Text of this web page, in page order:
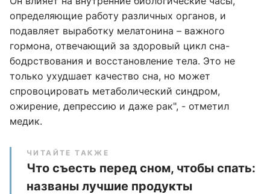
определяющие работу различных органов, и
подавляет выработку мелатонина – важного
гормона, отвечающий за здоровый цикл сна-
бодрствования и восстановление тела. Это не
только ухудшает качество сна, но может
спровоцировать метаболический синдром,
ожирение, депрессию и даже рак", - отметил
медик.
ЧИТАЙТЕ ТАКЖЕ
Что съесть перед сном, чтобы спать:
названы лучшие продукты